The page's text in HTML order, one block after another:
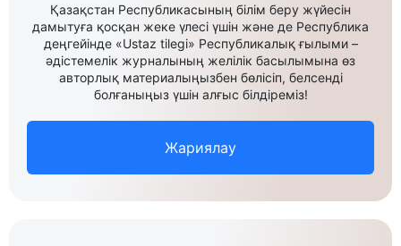
Қазақстан Республикасының білім беру жүйесін
дамытуға қосқан жеке үлесі үшін және де Республика
деңгейінде «Ustaz tilegi» Республикалық ғылыми –
әдістемелік журналының желілік басылымына өз
авторлық материалыңызбен бөлісіп, белсенді
болғаныңыз үшін алғыс білдіреміз!
Жариялау